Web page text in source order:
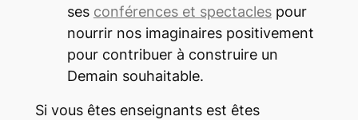
ses conférences et spectaclespour
nourrir nos imaginaires positivement
pour contribuer à construire un
Demain souhaitable.
Si vous êtes enseignants est êtes